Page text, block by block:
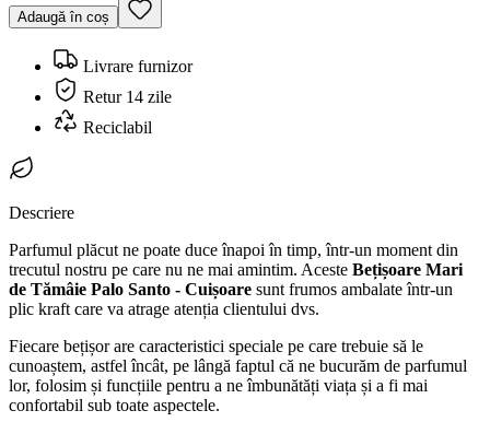
Adaugă în coș
Livrare furnizor
Retur 14 zile
Reciclabil
Descriere
Parfumul plăcut ne poate duce înapoi în timp, într-un moment din
trecutul nostru pe care nu ne mai amintim. Aceste Bețișoare Mari
de Tămâie Palo Santo - Cuișoare sunt frumos ambalate într-un
plic kraft care va atrage atenția clientului dvs.
Fiecare bețișor are caracteristici speciale pe care trebuie să le
cunoaștem, astfel încât, pe lângă faptul că ne bucurăm de parfumul
lor, folosim și funcțiile pentru a ne îmbunătăți viața și a fi mai
confortabil sub toate aspectele.